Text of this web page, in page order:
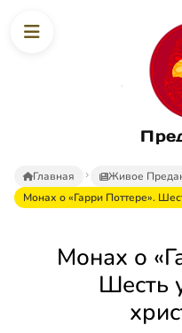
Главная
Живое
Монах о «Гарри Поттере».
Монах о
Шесть